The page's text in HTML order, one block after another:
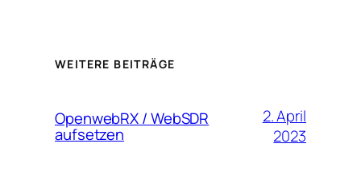
WEITERE BEITRÄGE
OpenwebRX / WebSDR
aufsetzen
2. April
2023